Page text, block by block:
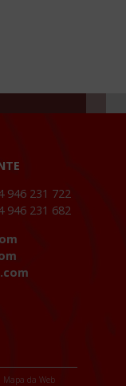
946 231 722
946 231 682
Mapa da Web